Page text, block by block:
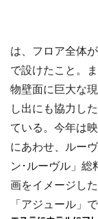
は、フロア全体
で設けたこと。
物壁面に巨大な
し出にも協力し
ている。今年は
にあわせ、ルー
ン･ルーヴル」総
画をイメージし
「アジュール」